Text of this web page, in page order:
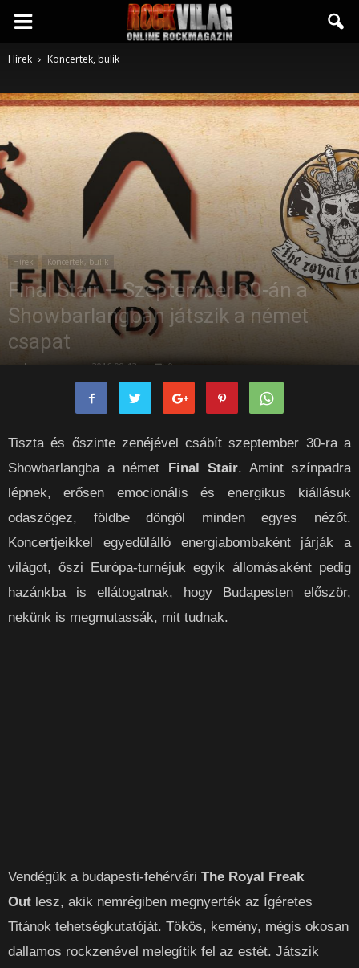
Rockvilág.hu
rockmagazin
Hírek Koncertek, bulik
Hírek Koncertek, bulik
Final Stair – Szeptember 30-án a
Showbarlangban játszik a német
csapat
rockpanorama 2016-09-13 0
Tiszta és őszinte zenéjével csábít szeptember 30-ra a
Showbarlangba a német Final Stair. Amint színpadra
lépnek, erősen emocionális és energikus kiállásuk
odaszögez, földbe döngöl minden egyes nézőt.
Koncertjeikkel egyedülálló energiabombaként járják a
világot, őszi Európa-turnéjuk egyik állomásaként pedig
hazánkba is ellátogatnak, hogy Budapesten először,
nekünk is megmutassák, mit tudnak.
Vendégük a budapesti-fehérvári The Royal Freak
Out lesz, akik nemrégiben megnyerték az Ígéretes
Titánok tehetségkutatóját. Tökös, kemény, mégis okosan
dallamos rockzenével melegítik fel az estét. Játszik